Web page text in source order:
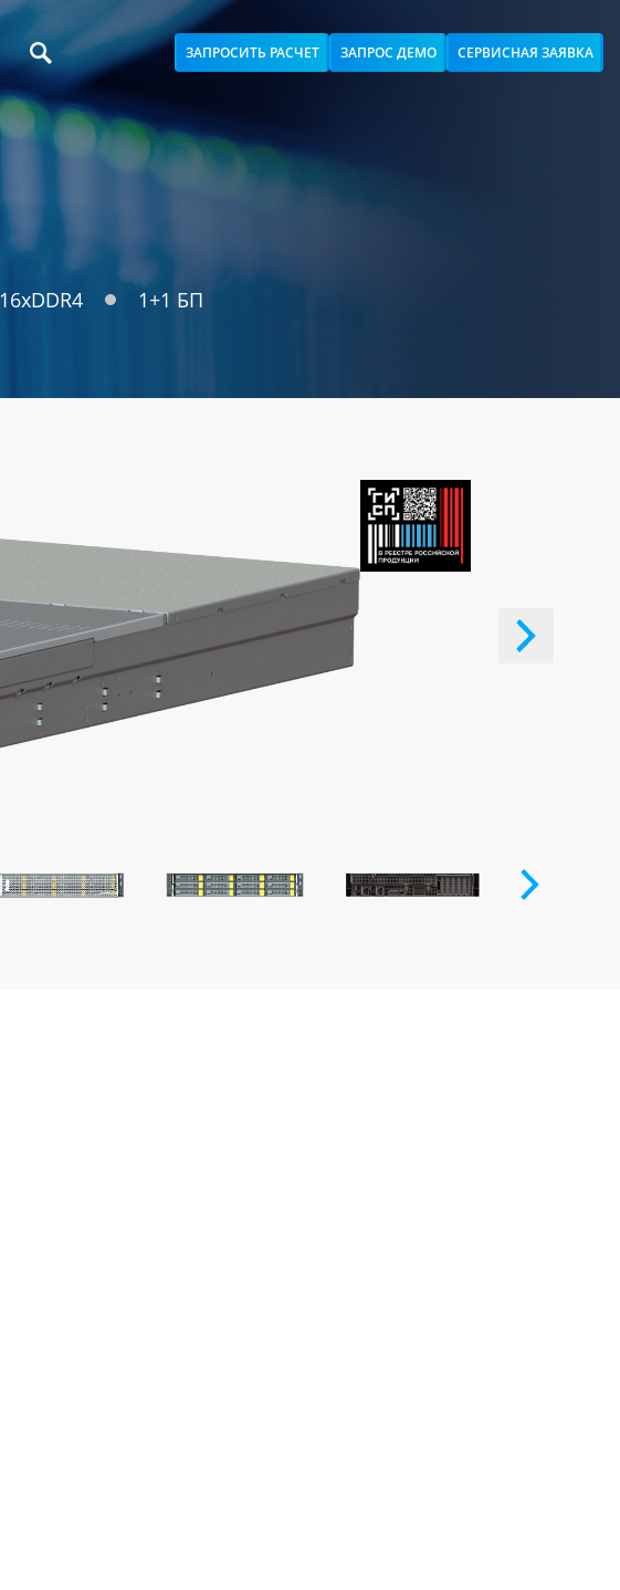
ЗАПРОСИТЬ РАСЧЕТ ЗАПРОС ДЕМО СЕРВИСНАЯ ЗАЯВКА
16xDDR4 1+1 БП